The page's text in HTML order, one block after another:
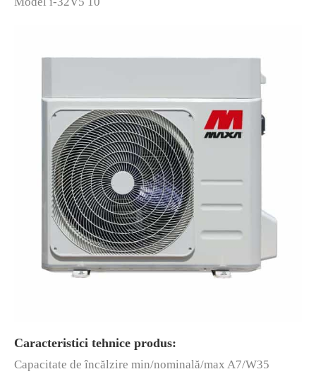
Caracteristici tehnice produs:
Capacitate de încălzire min/nominală/max A7/W35